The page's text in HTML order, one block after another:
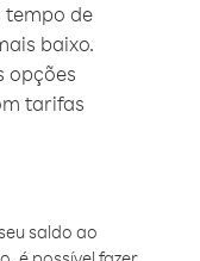
tempo de
baixo.
opções
tarifas
saldo ao